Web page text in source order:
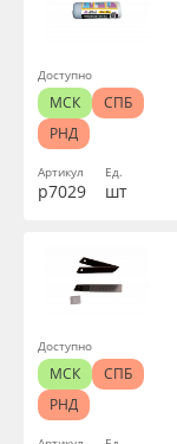
Артикул
р7029
Ед.
шт
Доступно
МСК
СПБ
РНД
Доступно
МСК
СПБ
РНД